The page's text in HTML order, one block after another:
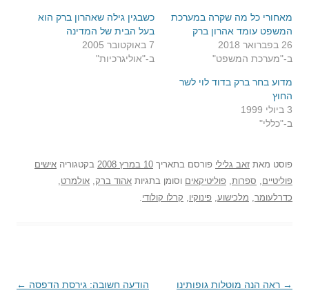
מאחורי כל מה שקרה במערכת
המשפט עומד אהרון ברק
26 בפברואר 2018
ב-"מערכת המשפט"
כשבגין גילה שאהרון ברק הוא
בעל הבית של המדינה
7 באוקטובר 2005
ב-"אוליגרכיות"
מדוע בחר ברק בדוד לוי לשר
החוץ
3 ביולי 1999
ב-"כללי"
פוסט מאת זאב גלילי פורסם בתאריך 10 במרץ 2008 בקטגוריה אישים
פוליטיים
ספרות פוליטיקאים וסומן בתגיות אהוד ברק אולמרט
כדרלעומר מלכישוע פינוקיו קרלו קולודי
ניווט
→ ראה הנה מוטלות גופותינו הודעה חשובה: גירסת הדפסה ←